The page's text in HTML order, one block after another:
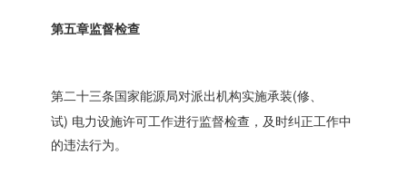
第五章监督检查
第二十三条国家能源局对派出机构实施承装(修、
试) 电力设施许可工作进行监督检查，及时纠正工作中
的违法行为。